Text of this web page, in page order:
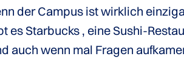
der Campus ist wirklich
Starbucks , eine Sushi-
auch wenn mal Fragen